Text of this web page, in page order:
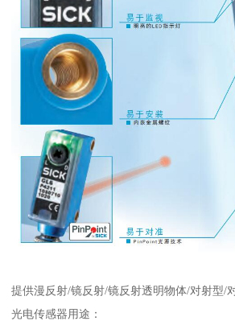
提供漫反射/镜反射/镜反射透明物体/对射型/
光电传感器用途：